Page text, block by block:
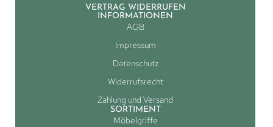
VERTRAG WIDERRUFEN
INFORMATIONEN
AGB
Impressum
Datenschutz
Widerrufsrecht
Zahlung und Versand
SORTIMENT
Möbelgriffe